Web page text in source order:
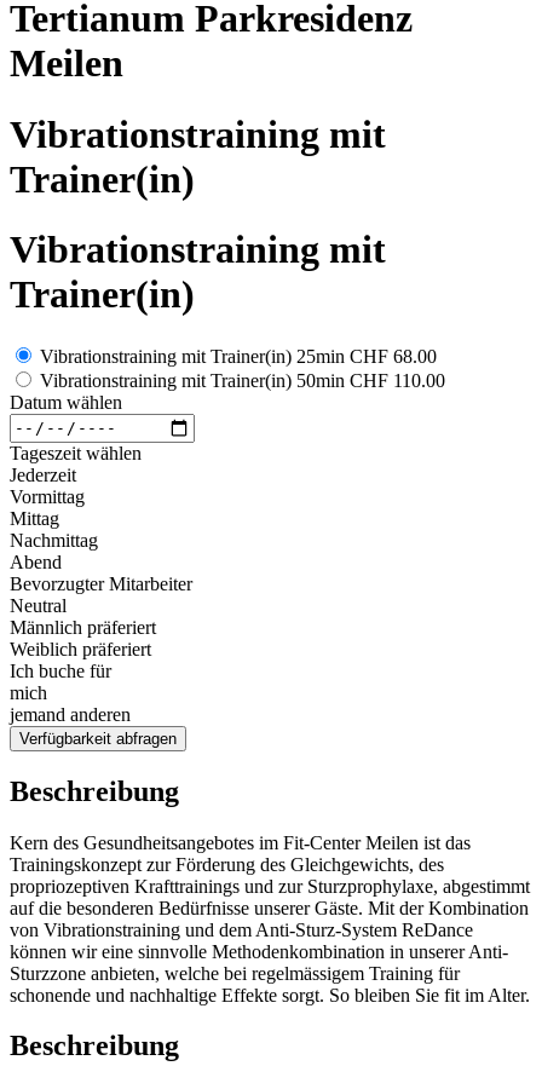
Tertianum Parkresidenz
Meilen
Vibrationstraining mit
Trainer(in)
Vibrationstraining mit
Trainer(in)
Vibrationstraining mit Trainer(in) 25min CHF 68.00
Vibrationstraining mit Trainer(in) 50min CHF 110.00
Datum wählen
Tageszeit wählen
Jederzeit
Vormittag
Mittag
Nachmittag
Abend
Bevorzugter Mitarbeiter
Neutral
Männlich präferiert
Weiblich präferiert
Ich buche für
mich
jemand anderen
Verfügbarkeit abfragen
Beschreibung
Kern des Gesundheitsangebotes im Fit-Center Meilen ist das
Trainingskonzept zur Förderung des Gleichgewichts, des
propriozeptiven Krafttrainings und zur Sturzprophylaxe, abgestimmt
auf die besonderen Bedürfnisse unserer Gäste. Mit der Kombination
von Vibrationstraining und dem Anti-Sturz-System ReDance
können wir eine sinnvolle Methodenkombination in unserer Anti-
Sturzzone anbieten, welche bei regelmässigem Training für
schonende und nachhaltige Effekte sorgt. So bleiben Sie fit im Alter.
Beschreibung